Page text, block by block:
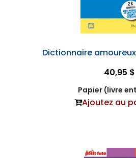
Dictionnaire
40,95 $
Papier (livre
Ajoutez au